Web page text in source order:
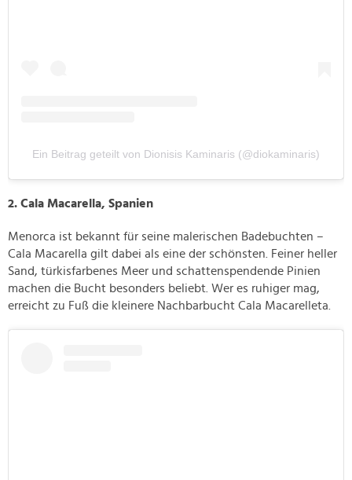
Ein Beitrag geteilt von Dionisis Kaminaris (@diokaminaris)
2. Cala Macarella, Spanien
Menorca ist bekannt für seine malerischen Badebuchten –
Cala Macarella gilt dabei als eine der schönsten. Feiner heller
Sand, türkisfarbenes Meer und schattenspendende Pinien
machen die Bucht besonders beliebt. Wer es ruhiger mag,
erreicht zu Fuß die kleinere Nachbarbucht Cala Macarelleta.